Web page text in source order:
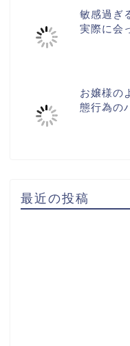
敏感過ぎ
実際に会
お嬢様の
態行為の
最近の投稿